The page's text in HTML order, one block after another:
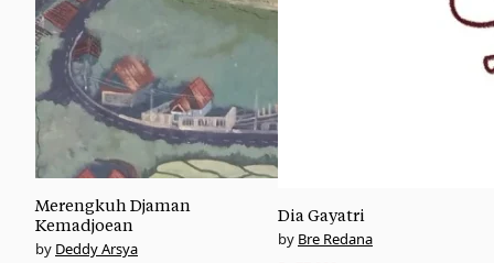
Merengkuh Djaman
Kemadjoean
Deddy Arsya
Dia Gayatri
Bre Redana